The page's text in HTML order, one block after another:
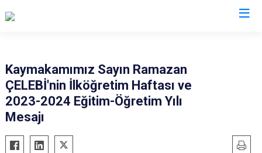
Alaca
Bayat
Dodurga
Mecitözü
Kaymakamımız Sayın Ramazan
ÇELEBİ'nin İlköğretim Haftası ve
2023-2024 Eğitim-Öğretim Yılı
Mesajı